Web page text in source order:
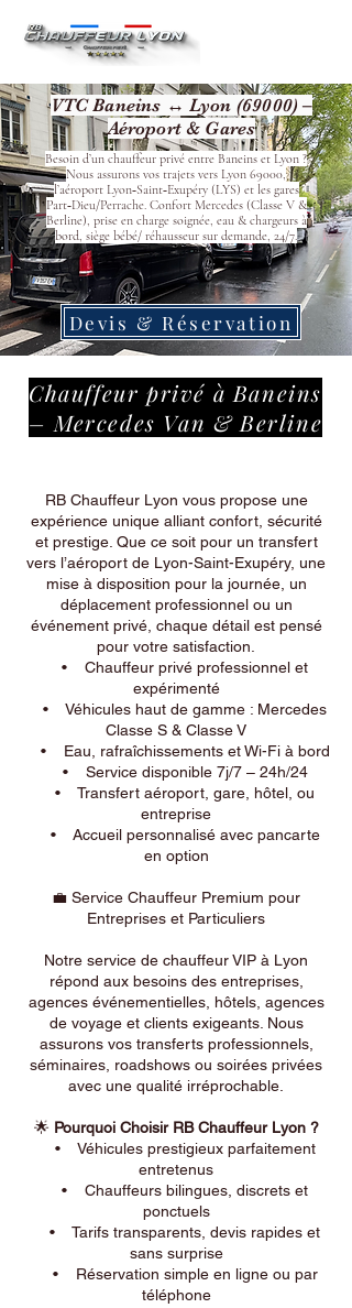
VTC Baneins ↔ Lyon (69000) –
Aéroport & Gares
Besoin d’un chauffeur privé entre Baneins et Lyon ?
Nous assurons vos trajets vers Lyon 69000,
l’aéroport Lyon‑Saint‑Exupéry (LYS) et les gares
Part‑Dieu/Perrache. Confort Mercedes (Classe V &
Berline), prise en charge soignée, eau & chargeurs à
bord, siège bébé/ réhausseur sur demande, 24/7.
Devis & Réservation
Chauffeur privé à Baneins
– Mercedes Van & Berline
RB Chauffeur Lyon vous propose une
expérience unique alliant confort, sécurité
et prestige. Que ce soit pour un transfert
vers l’aéroport de Lyon-Saint-Exupéry, une
mise à disposition pour la journée, un
déplacement professionnel ou un
événement privé, chaque détail est pensé
pour votre satisfaction.
• Chauffeur privé professionnel et
expérimenté
• Véhicules haut de gamme : Mercedes
Classe S & Classe V
• Eau, rafraîchissements et Wi-Fi à bord
• Service disponible 7j/7 – 24h/24
• Transfert aéroport, gare, hôtel, ou
entreprise
• Accueil personnalisé avec pancarte
en option
💼 Service Chauffeur Premium pour
Entreprises et Particuliers
Notre service de chauffeur VIP à Lyon
répond aux besoins des entreprises,
agences événementielles, hôtels, agences
de voyage et clients exigeants. Nous
assurons vos transferts professionnels,
séminaires, roadshows ou soirées privées
avec une qualité irréprochable.
🌟 Pourquoi Choisir RB Chauffeur Lyon ?
• Véhicules prestigieux parfaitement
entretenus
• Chauffeurs bilingues, discrets et
ponctuels
• Tarifs transparents, devis rapides et
sans surprise
• Réservation simple en ligne ou par
téléphone